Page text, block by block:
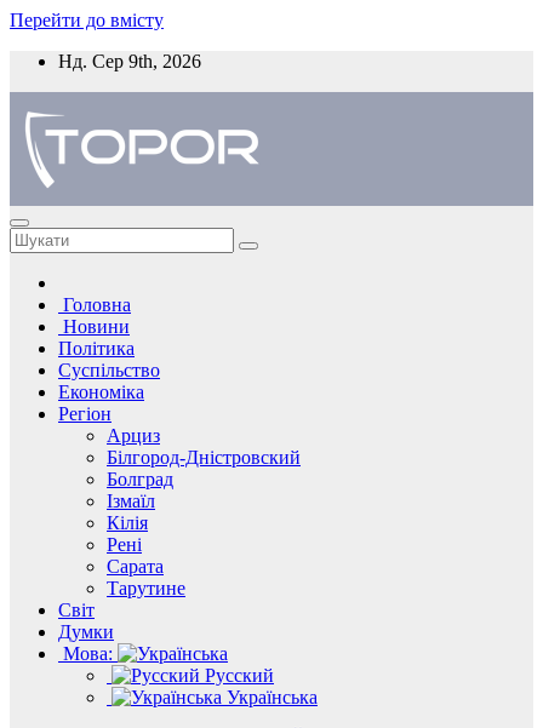
Перейти до вмісту
Нд. Сер 9th, 2026
Головна
Новини
Політика
Суспільство
Економіка
Регіон
Арциз
Білгород-Дністровский
Болград
Ізмаїл
Кілія
Рені
Сарата
Тарутине
Світ
Думки
Мова:
Русский
Українська